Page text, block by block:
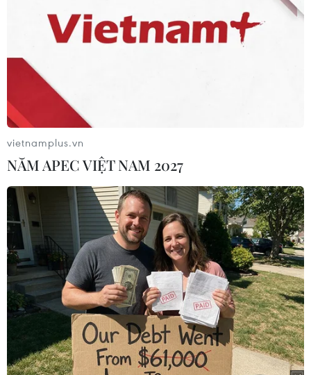
AFC Cup 2021: Hà Nội FC và Sài Gòn FC
nằm ở bảng đấu vừa sức
27/01/2021 08:41
Hai đại diện của V-League gồm Hà Nội FC và Sài Gòn
FC đều không phải gặp đối thủ quá mạnh tại vòng
bảng AFC Cup diễn ra vào tháng 6/2021.
vietnamplus.vn
NĂM APEC VIỆT NAM 2027